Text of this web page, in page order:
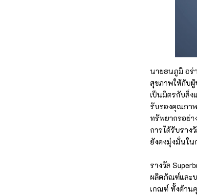
นายธนภูมิ อร่
สุขภาพให้กับผู้
เป็นมิตรกับสิ่ง
รับรองคุณภา
ทรัพยากรอย่า
การได้รับราง
ยังคงมุ่งมั่นใ
รางวัล
ผลิตภัณฑ์และบ
เกณฑ์ ทั้งด้าน